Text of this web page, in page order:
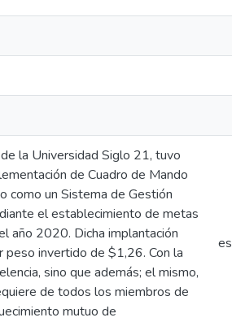
la Universidad Siglo 21, tuvo
de Cuadro de Mando
como un Sistema de Gestión
el establecimiento de metas
año 2020. Dicha implantación
peso invertido de $1,26. Con la
sino que además; el mismo,
de todos los miembros de
mutuo de
es